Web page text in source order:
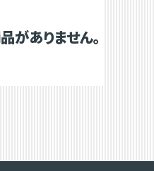
がありません。